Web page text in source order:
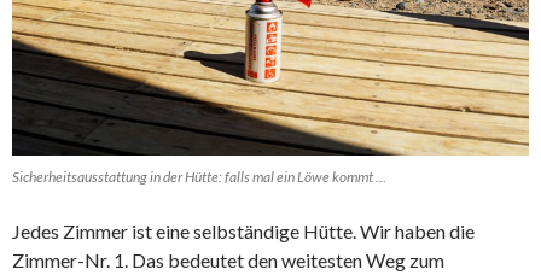
Sicherheitsausstattung in der Hütte: falls mal ein Löwe kommt …
Jedes Zimmer ist eine selbständige Hütte. Wir haben die
Zimmer-Nr. 1. Das bedeutet den weitesten Weg zum